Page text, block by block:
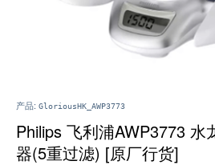
产品: GloriousHK_AWP3773
Philips 飞利浦AWP3773 水
器(5重过滤) [原厂行货]